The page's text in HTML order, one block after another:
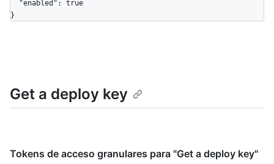
}
Get a deploy key
Tokens de acceso granulares para "Get a deploy key"